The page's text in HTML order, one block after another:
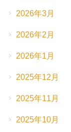
2026年3月
2026年2月
2026年1月
2025年12月
2025年11月
2025年10月